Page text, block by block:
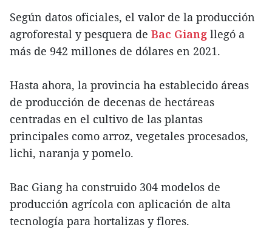
Según datos oficiales, el valor de la producción
agroforestal y pesquera de Bac Giang llegó a
más de 942 millones de dólares en 2021.
Hasta ahora, la provincia ha establecido áreas
de producción de decenas de hectáreas
centradas en el cultivo de las plantas
principales como arroz, vegetales procesados,
lichi, naranja y pomelo.
Bac Giang ha construido 304 modelos de
producción agrícola con aplicación de alta
tecnología para hortalizas y flores.